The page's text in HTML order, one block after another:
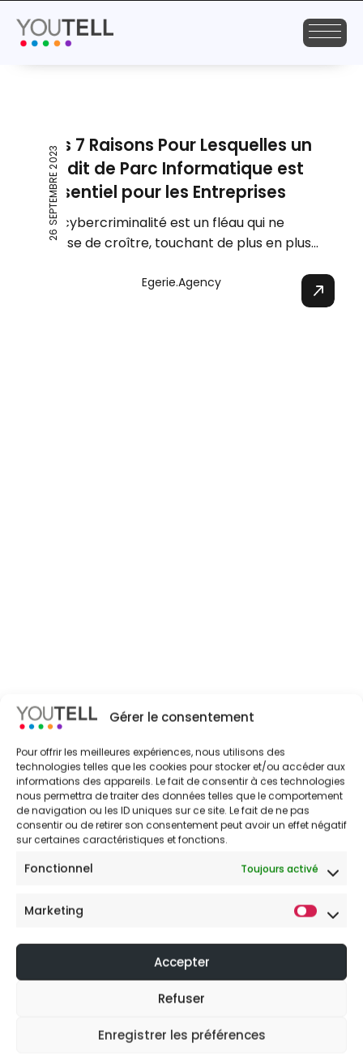
Gérer le consentement
Pour offrir les meilleures expériences, nous utilisons des
technologies telles que les cookies pour stocker et/ou accéder aux
informations des appareils. Le fait de consentir à ces technologies
nous permettra de traiter des données telles que le comportement
de navigation ou les ID uniques sur ce site. Le fait de ne pas
consentir ou de retirer son consentement peut avoir un effet négatif
sur certaines caractéristiques et fonctions.
Fonctionnel Toujours activé
Marketing
Accepter
Refuser
Enregistrer les préférences
26 SEPTEMBRE 2023
Les 7 Raisons Pour Lesquelles un
Audit de Parc Informatique est
Essentiel pour les Entreprises
La cybercriminalité est un fléau qui ne
cesse de croître, touchant de plus en plus...
Egerie.agency